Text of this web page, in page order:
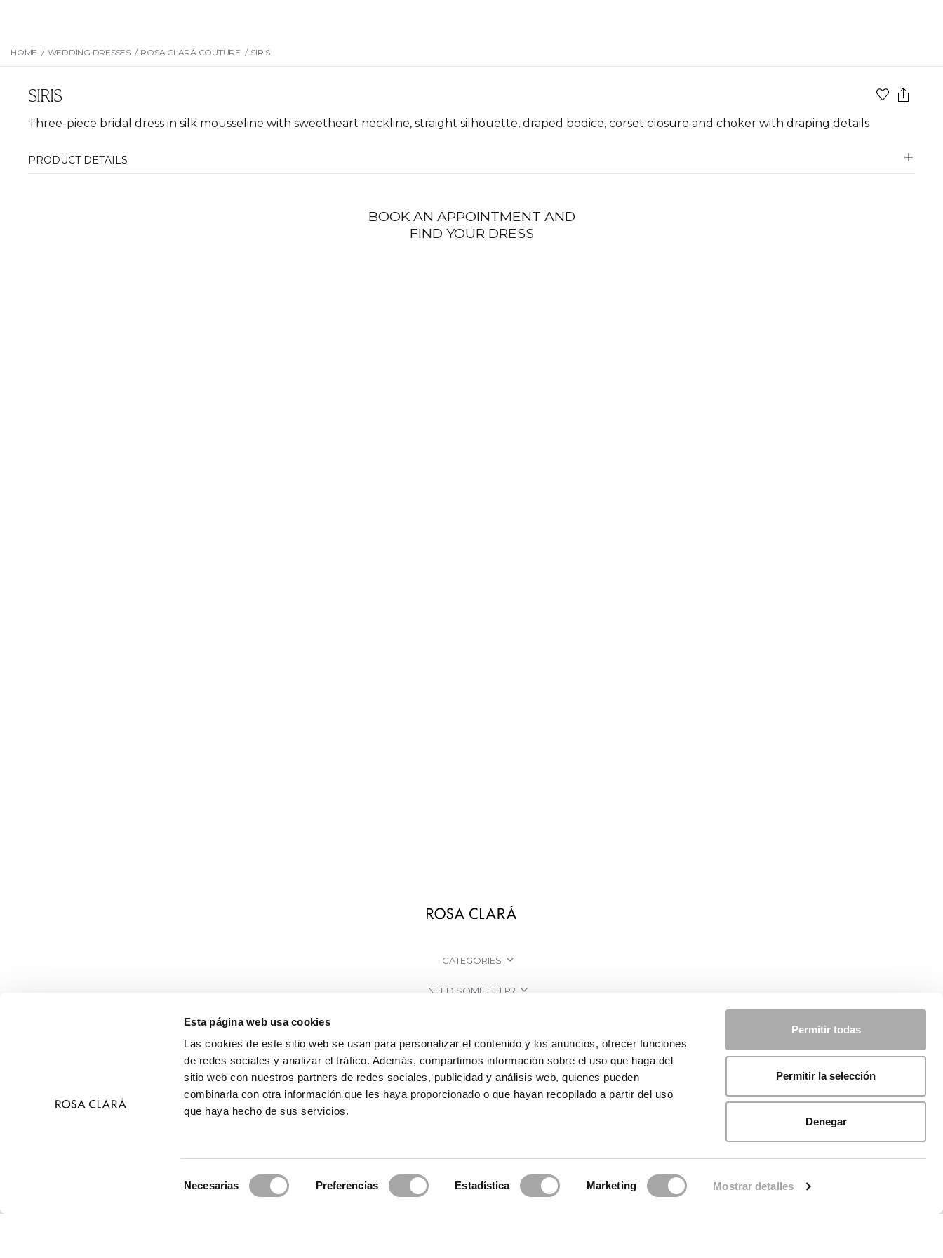
Esta página web usa cookies
Las cookies de este sitio web se usan para personalizar el contenido y los anuncios, ofrecer funciones
de redes sociales y analizar el tráfico. Además, compartimos información sobre el uso que haga del
sitio web con nuestros partners de redes sociales, publicidad y análisis web, quienes pueden
combinarla con otra información que les haya proporcionado o que hayan recopilado a partir del uso
que haya hecho de sus servicios.
Necesarias Preferencias Estadística Marketing Mostrar detalles
Permitir todas
Permitir la selección
Denegar
HOME / WEDDING DRESSES / ROSA CLARÁ COUTURE / SIRIS
SIRIS
Three-piece bridal dress in silk mousseline with sweetheart neckline, straight silhouette, draped bodice, corset closure and choker with draping details
PRODUCT DETAILS
BOOK AN APPOINTMENT AND
FIND YOUR DRESS
CATEGORIES
NEED SOME HELP?
COMPANY
© 2026 Rosa Clará | Since 1995 Privacy Policy